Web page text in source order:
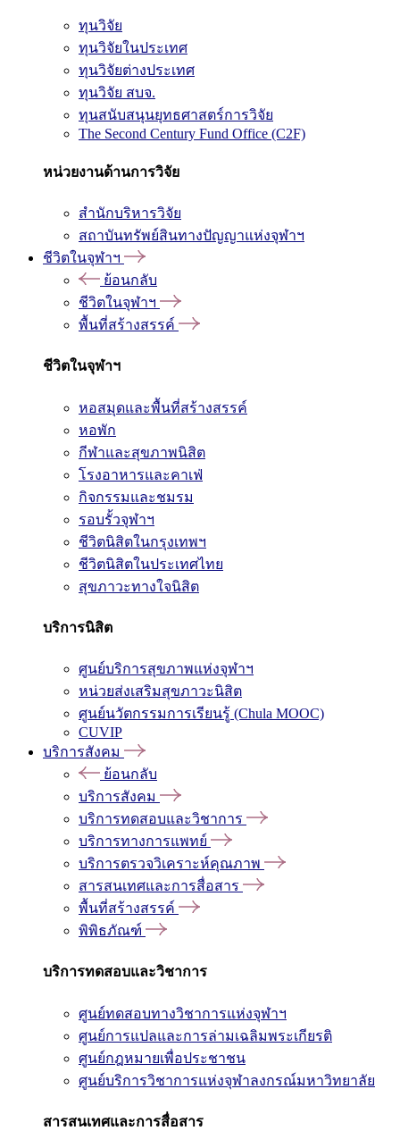
ทุนวิจัย
ทุนวิจัยในประเทศ
ทุนวิจัยต่างประเทศ
ทุนวิจัย สบจ.
ทุนสนับสนุนยุทธศาสตร์การวิจัย
The Second Century Fund Office (C2F)
หน่วยงานด้านการวิจัย
สำนักบริหารวิจัย
สถาบันทรัพย์สินทางปัญญาแห่งจุฬาฯ
ชีวิตในจุฬาฯ
ย้อนกลับ
ชีวิตในจุฬาฯ
พื้นที่สร้างสรรค์
ชีวิตในจุฬาฯ
หอสมุดและพื้นที่สร้างสรรค์
หอพัก
กีฬาและสุขภาพนิสิต
โรงอาหารและคาเฟ่
กิจกรรมและชมรม
รอบรั้วจุฬาฯ
ชีวิตนิสิตในกรุงเทพฯ
ชีวิตนิสิตในประเทศไทย
สุขภาวะทางใจนิสิต
บริการนิสิต
ศูนย์บริการสุขภาพแห่งจุฬาฯ
หน่วยส่งเสริมสุขภาวะนิสิต
ศูนย์นวัตกรรมการเรียนรู้ (Chula MOOC)
CUVIP
บริการสังคม
ย้อนกลับ
บริการสังคม
บริการทดสอบและวิชาการ
บริการทางการแพทย์
บริการตรวจวิเคราะห์คุณภาพ
สารสนเทศและการสื่อสาร
พื้นที่สร้างสรรค์
พิพิธภัณฑ์
บริการทดสอบและวิชาการ
ศูนย์ทดสอบทางวิชาการแห่งจุฬาฯ
ศูนย์การแปลและการล่ามเฉลิมพระเกียรติ
ศูนย์กฎหมายเพื่อประชาชน
ศูนย์บริการวิชาการแห่งจุฬาลงกรณ์มหาวิทยาลัย
สารสนเทศและการสื่อสาร